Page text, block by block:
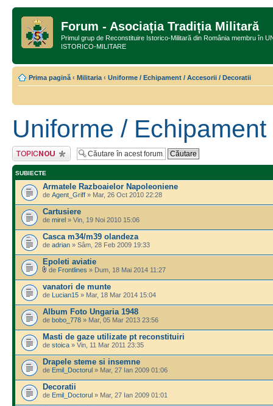
Forum - Asociația Tradiția Militară
Primul grup de Reconstituire Istorico-Militară din România membru în
ISTORICO-MILITARE
Prima pagină ‹ Militaria ‹ Uniforme / Echipament / Accesorii / Decoratii
Uniforme /
Scrie un subiect
nou
SUBIECTE
Armatele Razboaielor Napoleoniene
de Agent_Griff » Mar, 26 Oct 2010 22:28
Cartusiere
de mirel » Vin, 19 Noi 2010 15:06
Casca m34/m39 olandeza
de adrian » Sâm, 28 Feb 2009 19:33
Epoleti aviatie
de Frontlines » Dum, 18 Mai 2014 11:27
vanatori de munte
de Lucian15 » Mar, 18 Mar 2014 15:04
Album Foto Ungaria 1948
de bobo_778 » Mar, 05 Mar 2013 23:56
Masti de gaze utilizate pt reconstituiri
de stoica » Vin, 11 Mar 2011 23:35
Drapele steme si insemne
de Emil_Doctorul » Mar, 27 Ian 2009 01:06
Decoratii
de Emil_Doctorul » Mar, 27 Ian 2009 01:01